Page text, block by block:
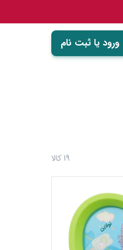
ورود یا ثبت نام
19 کالا